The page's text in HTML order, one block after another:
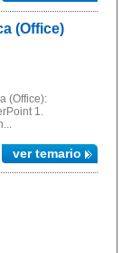
(Office)
(Office):
1.
ver temario